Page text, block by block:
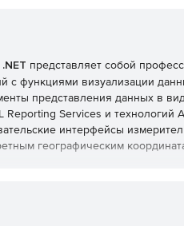
представляет собой
с функциями визуализации
представления данных в
Services и технологий
интерфейсы
географическим
форматов, готовых к